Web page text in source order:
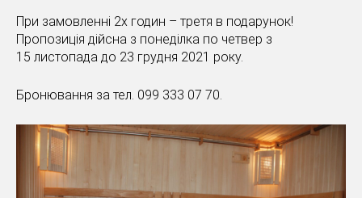
При замовленні 2х годин – третя в подарунок!
Пропозиція дійсна з понеділка по четвер з
15 листопада до 23 грудня 2021 року.
Бронювання за тел. 099 333 07 70.